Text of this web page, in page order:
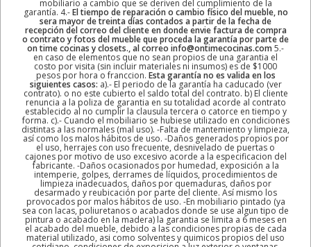
mobiliario a cambio que se deriven del cumplimiento de la
garantía. 4.-El tiempo de reparación o cambio físico del mueble, no
sera mayor de treinta días contados a partir de la fecha de
recepción del correo del cliente en donde envie factura de compra
o contrato y fotos del mueble que proceda la garantía por parte de
on time cocinas y closets., al correo info@ontimecocinas.com 5.-
en caso de elementos que no sean propios de una garantia el
costo por visita (sin incluir materiales ni insumos) es de $1000
pesos por hora o franccion. Esta garantía no es valida en los
siguientes casos: a).- El periodo de la garantía ha caducado (ver
contrato). o no este cubierto el saldo total del contrato. b) El cliente
renuncia a la poliza de garantia en su totalidad acorde al contrato
establecido al no cumplir la clausula tercera o catorce en tiempo y
forma. c).- Cuando el mobiliario se hubiese utilizado en condiciones
distintas a las normales (mal uso). -Falta de mantemiento y limpieza,
así como los malos hábitos de uso. -Daños generados propios por
el uso, herrajes con uso frecuente, desnivelado de puertas o
cajones por motivo de uso excesivo acorde a la especificacion del
fabricante. -Daños ocasionados por humedad, exposición a la
intemperie, golpes, derrames de líquidos, procedimientos de
limpieza inadecuados, daños por quemaduras, daños por
desarmado y reubicación por parte del cliente. Así mismo los
provocados por malos hábitos de uso. -En mobiliario pintado (ya
sea con lacas, poliuretanos o acabados donde se use algun tipo de
pintura o acabado en la madera) la garantia se limita a 6 meses en
el acabado del mueble, debido a las condiciones propias de cada
material utilizado, asi como solventes y quimicos propios del uso